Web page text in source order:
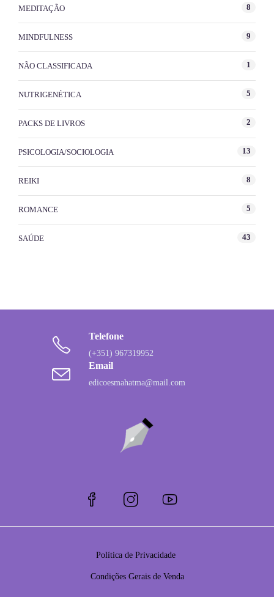
MEDITAÇÃO 8
MINDFULNESS 9
NÃO CLASSIFICADA 1
NUTRIGENÉTICA 5
PACKS DE LIVROS 2
PSICOLOGIA/SOCIOLOGIA 13
REIKI 8
ROMANCE 5
SAÚDE 43
Telefone
(+351) 967319952
Email
edicoesmahatma@mail.com
Política de Privacidade
Condições Gerais de Venda